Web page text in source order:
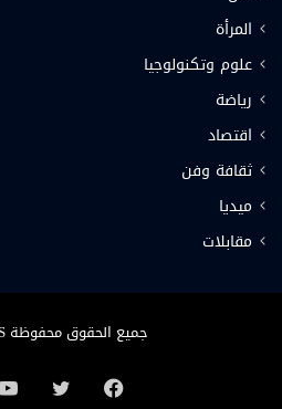
المرأة
علوم وتكنولوجيا
رياضة
اقتصاد
ثقافة وفن
ميديا
مقابلات
جميع الحقوق محفوظة ZEWE NEWS
فيسبوكتويتر